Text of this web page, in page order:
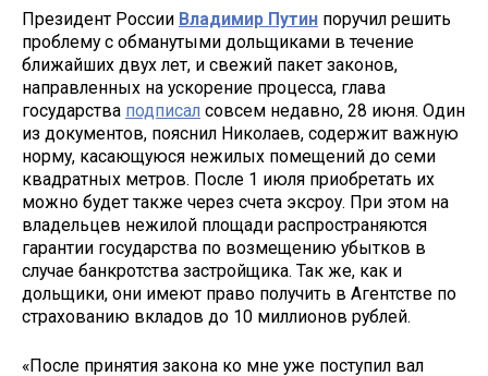
Президент России Владимир Путин поручил решить
проблему с обманутыми дольщиками в течение
ближайших двух лет, и свежий пакет законов,
направленных на ускорение процесса, глава
государства подписал совсем недавно, 28 июня. Один
из документов, пояснил Николаев, содержит важную
норму, касающуюся нежилых помещений до семи
квадратных метров. После 1 июля приобретать их
можно будет также через счета эксроу. При этом на
владельцев нежилой площади распространяются
гарантии государства по возмещению убытков в
случае банкротства застройщика. Так же, как и
дольщики, они имеют право получить в Агентстве по
страхованию вкладов до 10 миллионов рублей.
«После принятия закона ко мне уже поступил вал